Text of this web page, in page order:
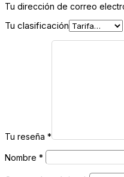
Tu dirección de correo
Tu clasificación
Tu reseña *
Nombre *